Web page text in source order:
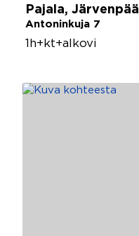
Pajala, Järvenpää
Antoninkuja 7
1h+kt+alkovi